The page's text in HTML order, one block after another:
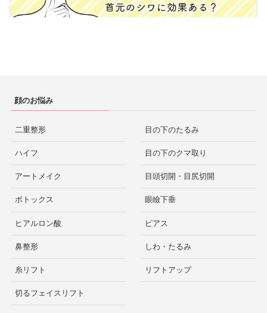
顔のお悩み
二重整形
ハイフ
アートメイク
ボトックス
ヒアルロン酸
鼻整形
糸リフト
切るフェイスリフト
目の下のたるみ
目の下のクマ取り
目頭切開・目尻切開
眼瞼下垂
ピアス
しわ・たるみ
リフトアップ